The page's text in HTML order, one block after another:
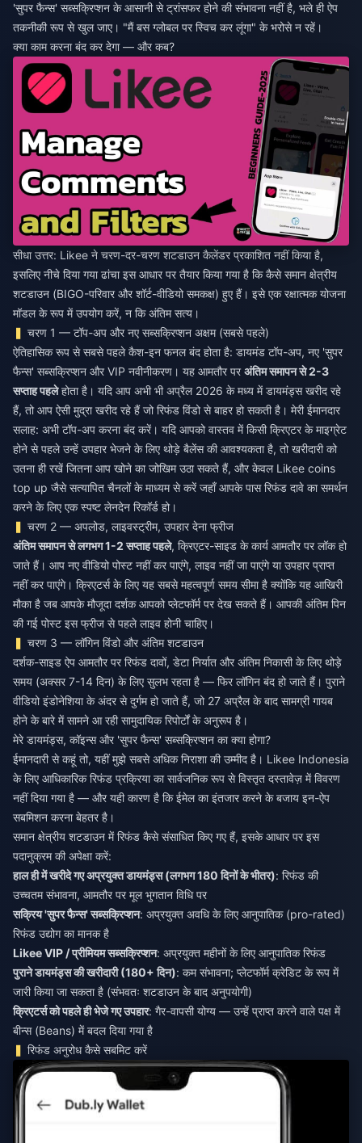
'सुपर फैन्स' सब्सक्रिप्शन के आसानी से ट्रांसफर होने की संभावना नहीं है, भले ही ऐप
तकनीकी रूप से खुल जाए। "मैं बस ग्लोबल पर स्विच कर लूंगा" के भरोसे न रहें।
क्या काम करना बंद कर देगा — और कब?
सीधा उत्तर: Likee ने चरण-दर-चरण शटडाउन कैलेंडर प्रकाशित नहीं किया है,
इसलिए नीचे दिया गया ढांचा इस आधार पर तैयार किया गया है कि कैसे समान क्षेत्रीय
शटडाउन (BIGO-परिवार और शॉर्ट-वीडियो समकक्ष) हुए हैं। इसे एक रक्षात्मक योजना
मॉडल के रूप में उपयोग करें, न कि अंतिम सत्य।
चरण 1 — टॉप-अप और नए सब्सक्रिप्शन अक्षम (सबसे पहले)
ऐतिहासिक रूप से सबसे पहले कैश-इन फनल बंद होता है: डायमंड टॉप-अप, नए 'सुपर
फैन्स' सब्सक्रिप्शन और VIP नवीनीकरण। यह आमतौर परअंतिम समापन से 2-3
सप्ताह पहलेहोता है। यदि आप अभी भी अप्रैल 2026 के मध्य में डायमंड्स खरीद रहे
हैं, तो आप ऐसी मुद्रा खरीद रहे हैं जो रिफंड विंडो से बाहर हो सकती है। मेरी ईमानदार
सलाह: अभी टॉप-अप करना बंद करें। यदि आपको वास्तव में किसी क्रिएटर के माइग्रेट
होने से पहले उन्हें उपहार भेजने के लिए थोड़े बैलेंस की आवश्यकता है, तो खरीदारी को
उतना ही रखें जितना आप खोने का जोखिम उठा सकते हैं, और केवल Likee coins
top up जैसे सत्यापित चैनलों के माध्यम से करें जहाँ आपके पास रिफंड दावे का समर्थन
करने के लिए एक स्पष्ट लेनदेन रिकॉर्ड हो।
चरण 2 — अपलोड, लाइवस्ट्रीम, उपहार देना फ्रीज
अंतिम समापन से लगभग 1-2 सप्ताह पहले, क्रिएटर-साइड के कार्य आमतौर पर लॉक हो
जाते हैं। आप नए वीडियो पोस्ट नहीं कर पाएंगे, लाइव नहीं जा पाएंगे या उपहार प्राप्त
नहीं कर पाएंगे। क्रिएटर्स के लिए यह सबसे महत्वपूर्ण समय सीमा है क्योंकि यह आखिरी
मौका है जब आपके मौजूदा दर्शक आपको प्लेटफॉर्म पर देख सकते हैं। आपकी अंतिम पिन
की गई पोस्ट इस फ्रीज से पहले लाइव होनी चाहिए।
चरण 3 — लॉगिन विंडो और अंतिम शटडाउन
दर्शक-साइड ऐप आमतौर पर रिफंड दावों, डेटा निर्यात और अंतिम निकासी के लिए थोड़े
समय (अक्सर 7-14 दिन) के लिए सुलभ रहता है — फिर लॉगिन बंद हो जाते हैं। पुराने
वीडियो इंडोनेशिया के अंदर से दुर्गम हो जाते हैं, जो 27 अप्रैल के बाद सामग्री गायब
होने के बारे में सामने आ रही सामुदायिक रिपोर्टों के अनुरूप है।
मेरे डायमंड्स, कॉइन्स और 'सुपर फैन्स' सब्सक्रिप्शन का क्या होगा?
ईमानदारी से कहूं तो, यहीं मुझे सबसे अधिक निराशा की उम्मीद है। Likee Indonesia
के लिए आधिकारिक रिफंड प्रक्रिया का सार्वजनिक रूप से विस्तृत दस्तावेज़ में विवरण
नहीं दिया गया है — और यही कारण है कि ईमेल का इंतजार करने के बजाय इन-ऐप
सबमिशन करना बेहतर है।
समान क्षेत्रीय शटडाउन में रिफंड कैसे संसाधित किए गए हैं, इसके आधार पर इस
पदानुक्रम की अपेक्षा करें:
हाल ही में खरीदे गए अप्रयुक्त डायमंड्स (लगभग 180 दिनों के भीतर): रिफंड की
उच्चतम संभावना, आमतौर पर मूल भुगतान विधि पर
सक्रिय 'सुपर फैन्स' सब्सक्रिप्शन: अप्रयुक्त अवधि के लिए आनुपातिक (pro-rated)
रिफंड उद्योग का मानक है
Likee VIP / प्रीमियम सब्सक्रिप्शन: अप्रयुक्त महीनों के लिए आनुपातिक रिफंड
पुराने डायमंड्स की खरीदारी (180+ दिन): कम संभावना; प्लेटफॉर्म क्रेडिट के रूप में
जारी किया जा सकता है (संभवतः शटडाउन के बाद अनुपयोगी)
क्रिएटर्स को पहले ही भेजे गए उपहार: गैर-वापसी योग्य — उन्हें प्राप्त करने वाले पक्ष में
बीन्स (Beans) में बदल दिया गया है
रिफंड अनुरोध कैसे सबमिट करें